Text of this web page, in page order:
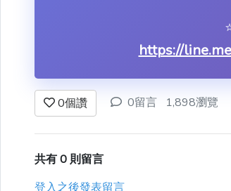
https://
0個讚 0留言 1,898瀏覽
共有 0 則留言
登入之後發表留言